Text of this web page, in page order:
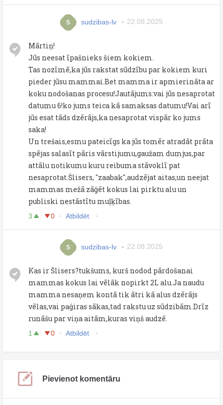
S sudzibas-lv 22.08.2025
Mārtiņ!
Jūs neesat īpašnieks šiem kokiem.
Tas nozīmē,ka jūs rakstat sūdzību par kokiem kuri
pieder jūsu mammai.Bet mamma ir apmierināta ar
koku nodošanas procesu!Jautājums:vai jūs nesaprotat
datumu 6!ko jums teica kā samaksas datumu!Vai arī
jūs esat tāds dzērājs,ka nesaprotat vispār ko jums
saka!
Un trešais,esmu pateicīgs ka jūs tomēr atradāt prāta
spējas salasīt pāris vārstijumu,gaužam dumjus,par
attālu notikumu kuru reibuma stāvoklī pat
nesaprotat.Šlisers, "zaabak",audzējat aitas,un neejat
mammas mežā zāģēt kokus lai pirktu alu un
publiski nestāstītu muļķības.
3 0 Atbildēt
S sudzibas-lv 22.08.2025
Kas ir Šlisers?tukšums, kurš nodod pārdošanai
mammas kokus lai vēlāk nopirkt 2L alu.Ja naudu
mamma nesaņem kontā tik ātri kā alus dzērājs
vēlas,vai paģiras sākas,tad rakstu uz sūdzibām.Drīz
runāšu par viņa aitām,kuras viņš audzē.
1 0 Atbildēt
Pievienot komentāru